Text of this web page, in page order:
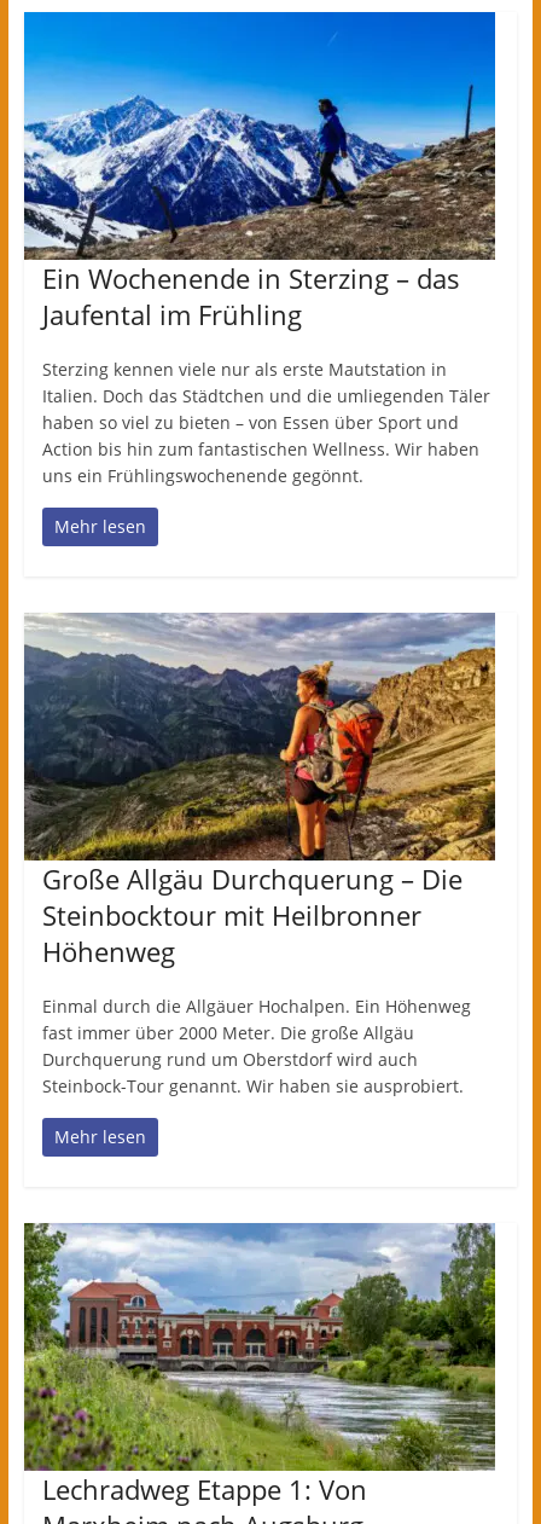
Ein Wochenende in Sterzing – das
Jaufental im Frühling
Sterzing kennen viele nur als erste Mautstation in
Italien. Doch das Städtchen und die umliegenden Täler
haben so viel zu bieten – von Essen über Sport und
Action bis hin zum fantastischen Wellness. Wir haben
uns ein Frühlingswochenende gegönnt.
Mehr lesen
Große Allgäu Durchquerung – Die
Steinbocktour mit Heilbronner
Höhenweg
Einmal durch die Allgäuer Hochalpen. Ein Höhenweg
fast immer über 2000 Meter. Die große Allgäu
Durchquerung rund um Oberstdorf wird auch
Steinbock-Tour genannt. Wir haben sie ausprobiert.
Mehr lesen
Lechradweg Etappe 1: Von